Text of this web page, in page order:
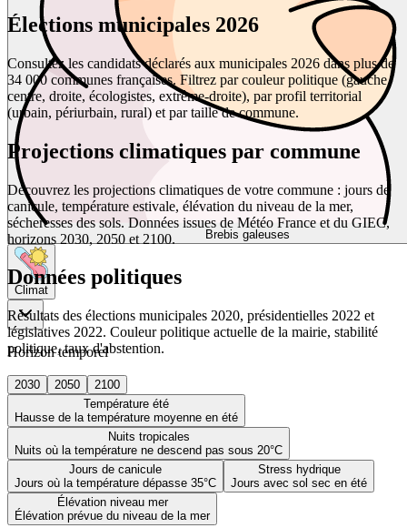
Brebis galeuses
Climat
Horizon temporel
2030 2050
2100
Température été
Hausse de la température moyenne en été
Nuits tropicales
Nuits où la température ne descend pas sous 20°C
Jours de canicule
Jours où la température dépasse 35°C
Stress hydrique
Jours avec sol sec en été
Élévation niveau mer
Élévation prévue du niveau de la mer
Élections municipales 2026
Consultez les candidats déclarés aux municipales 2026 dans plus de
34 000 communes françaises. Filtrez par couleur politique (gauche,
centre, droite, écologistes, extrême-droite), par profil territorial
(urbain, périurbain, rural) et par taille de commune.
Projections climatiques par commune
Découvrez les projections climatiques de votre commune : jours de
canicule, température estivale, élévation du niveau de la mer,
sécheresses des sols. Données issues de Météo France et du GIEC,
horizons 2030, 2050 et 2100.
Données politiques
Résultats des élections municipales 2020, présidentielles 2022 et
législatives 2022. Couleur politique actuelle de la mairie, stabilité
politique, taux d'abstention.